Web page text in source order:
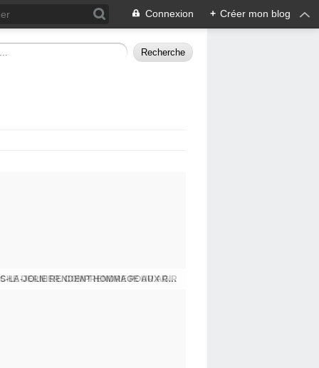
Connexion + Créer mon blog
DERNIER. COMPRENDRE POUR AGIR